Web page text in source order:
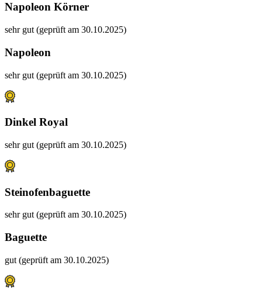
Napoleon Körner
sehr gut (geprüft am 30.10.2025)
Napoleon
sehr gut (geprüft am 30.10.2025)
Dinkel Royal
sehr gut (geprüft am 30.10.2025)
Steinofenbaguette
sehr gut (geprüft am 30.10.2025)
Baguette
gut (geprüft am 30.10.2025)